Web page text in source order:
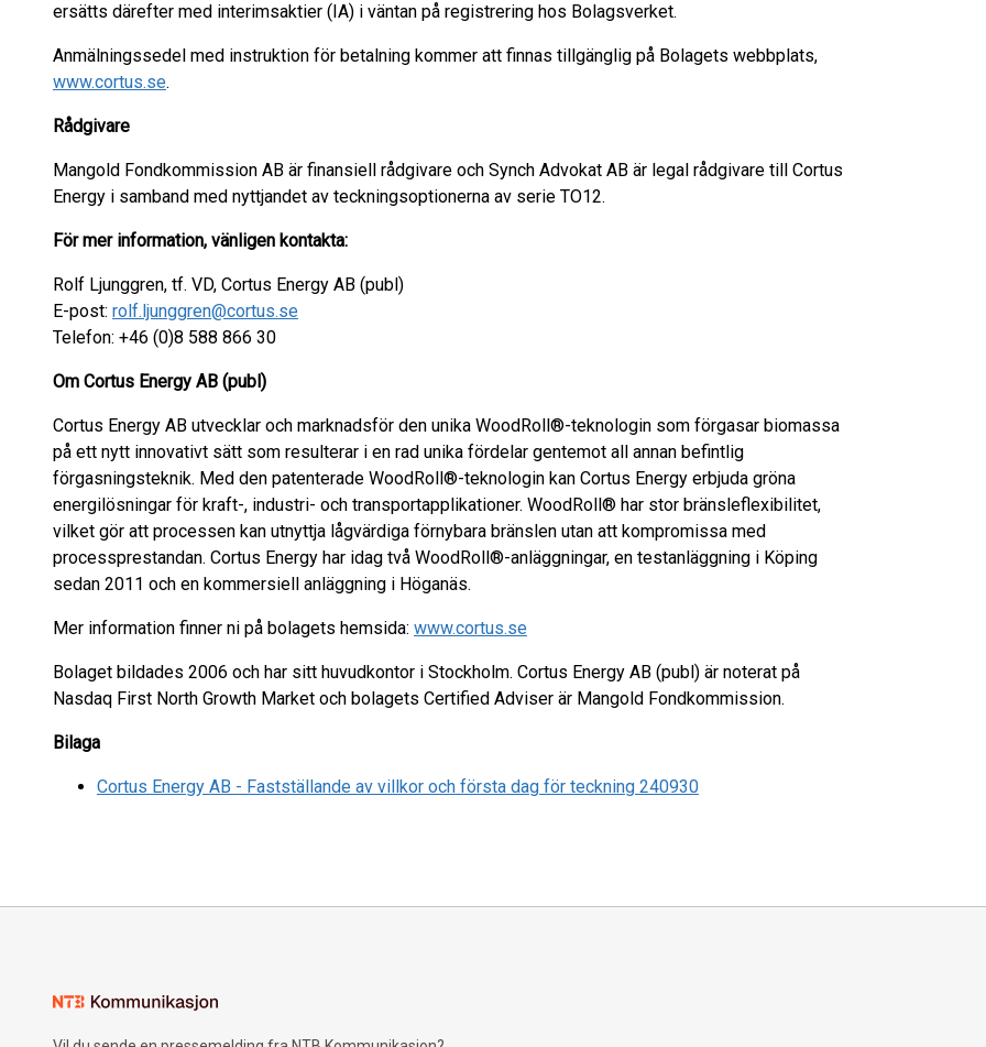
ersätts därefter med interimsaktier (IA) i väntan på registrering hos Bolagsverket.
Anmälningssedel med instruktion för betalning kommer att finnas tillgänglig på Bolagets webbplats,
www.cortus.se.
Rådgivare
Mangold Fondkommission AB är finansiell rådgivare och Synch Advokat AB är legal rådgivare till Cortus
Energy i samband med nyttjandet av teckningsoptionerna av serie TO12.
För mer information, vänligen kontakta:
Rolf Ljunggren, tf. VD, Cortus Energy AB (publ)
E-post: rolf.ljunggren@cortus.se
Telefon: +46 (0)8 588 866 30
Om Cortus Energy AB (publ)
Cortus Energy AB utvecklar och marknadsför den unika WoodRoll®-teknologin som förgasar biomassa
på ett nytt innovativt sätt som resulterar i en rad unika fördelar gentemot all annan befintlig
förgasningsteknik. Med den patenterade WoodRoll®-teknologin kan Cortus Energy erbjuda gröna
energilösningar för kraft-, industri- och transportapplikationer. WoodRoll® har stor bränsleflexibilitet,
vilket gör att processen kan utnyttja lågvärdiga förnybara bränslen utan att kompromissa med
processprestandan. Cortus Energy har idag två WoodRoll®-anläggningar, en testanläggning i Köping
sedan 2011 och en kommersiell anläggning i Höganäs.
Mer information finner ni på bolagets hemsida: www.cortus.se
Bolaget bildades 2006 och har sitt huvudkontor i Stockholm. Cortus Energy AB (publ) är noterat på
Nasdaq First North Growth Market och bolagets Certified Adviser är Mangold Fondkommission.
Bilaga
Cortus Energy AB - Fastställande av villkor och första dag för teckning 240930